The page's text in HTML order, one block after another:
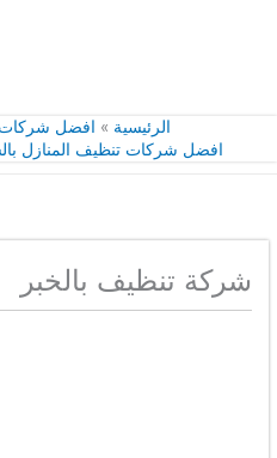
الرئيسية
افضل شركات
افضل شركات تنظيف المنازل
شركة تنظيف بالخبر